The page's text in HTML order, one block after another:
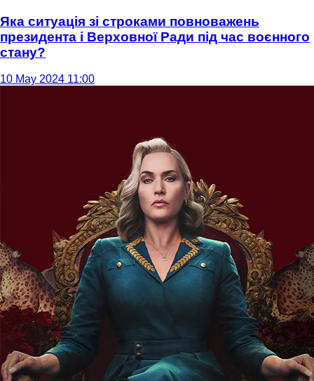
Яка ситуація зі строками повноважень
президента і Верховної Ради під час воєнного
стану?
10 May 2024 11:00